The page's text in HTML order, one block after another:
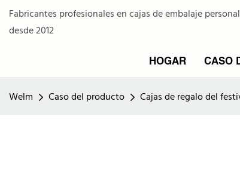
Fabricantes profesionales en cajas de embalaje
desde 2012
HOGAR CASO
Welm Caso del producto Cajas de regalo del